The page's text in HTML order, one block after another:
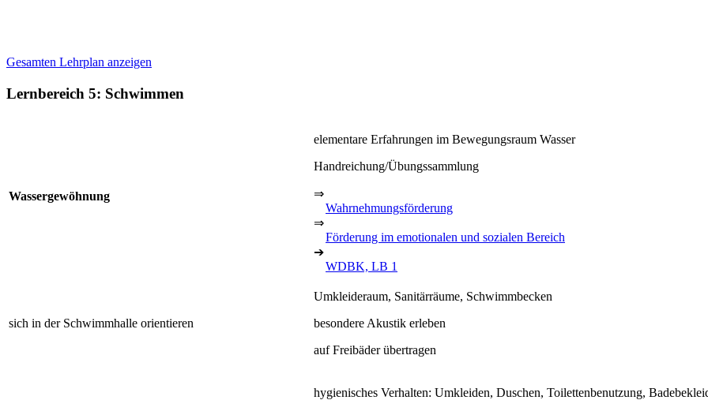
Gesamten Lehrplan anzeigen
Lernbereich 5: Schwimmen
Wassergewöhnung
elementare Erfahrungen im Bewegungsraum Wasser
Handreichung/Übungssammlung
⇒
Wahrnehmungsförderung
⇒
Förderung im emotionalen und sozialen Bereich
➔
WDBK, LB 1
sich in der Schwimmhalle orientieren
Umkleideraum, Sanitärräume, Schwimmbecken
besondere Akustik erleben
auf Freibäder übertragen
hygienisches Verhalten: Umkleiden, Duschen, Toilettenbenutzung,